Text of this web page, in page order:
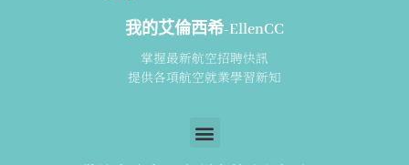
我的艾倫西希-EllenCC
掌握最新航空招聘快訊
提供各項航空就業學習新知